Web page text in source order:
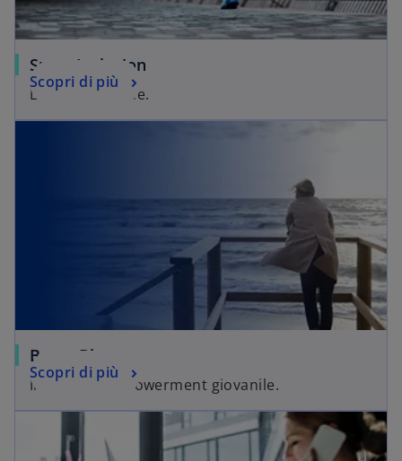
Sport Inclusion
Lo sport include.
Scopri di più
Borse Blu
Il mare e l’empowerment giovanile.
Scopri di più